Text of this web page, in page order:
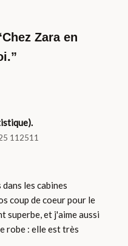
Zara en
112511
les cabines
coup de coeur pour le
superbe, et j'aime aussi
robe : elle est très